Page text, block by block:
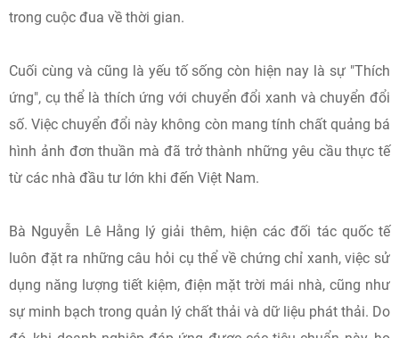
trong cuộc đua về thời gian.
Cuối cùng và cũng là yếu tố sống còn hiện nay là sự "Thích
ứng", cụ thể là thích ứng với chuyển đổi xanh và chuyển đổi
số. Việc chuyển đổi này không còn mang tính chất quảng bá
hình ảnh đơn thuần mà đã trở thành những yêu cầu thực tế
từ các nhà đầu tư lớn khi đến Việt Nam.
Bà Nguyễn Lê Hằng lý giải thêm, hiện các đối tác quốc tế
luôn đặt ra những câu hỏi cụ thể về chứng chỉ xanh, việc sử
dụng năng lượng tiết kiệm, điện mặt trời mái nhà, cũng như
sự minh bạch trong quản lý chất thải và dữ liệu phát thải. Do